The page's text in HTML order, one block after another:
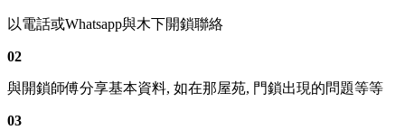
以電話或Whatsapp與木下開鎖聯絡
02
與開鎖師傅分享基本資料, 如在那屋苑, 門鎖出現的問題等等
03